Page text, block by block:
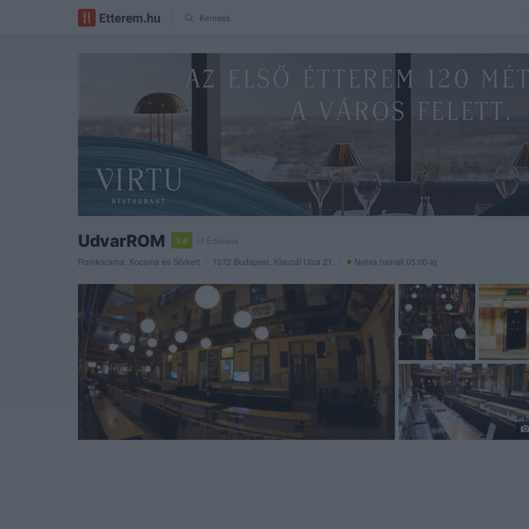
Keresés
UdvarROM 3.6 15 Értékelés
Romkocsma, Kocsma és Sörkert 1072 Budapest, Klauzál Utca 21. Nyitva hajnali 05:00-ig